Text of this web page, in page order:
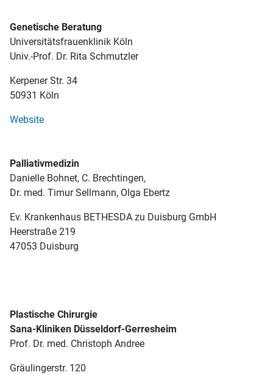
Genetische Beratung
Universitätsfrauenklinik Köln
Univ.-Prof. Dr. Rita Schmutzler
Kerpener Str. 34
50931 Köln
Website
Palliativmedizin
Danielle Bohnet, C. Brechtingen,
Dr. med. Timur Sellmann, Olga Ebertz
Ev. Krankenhaus BETHESDA zu Duisburg GmbH
Heerstraße 219
47053 Duisburg
Plastische Chirurgie
Sana-Kliniken Düsseldorf-Gerresheim
Prof. Dr. med. Christoph Andree
Gräulingerstr. 120